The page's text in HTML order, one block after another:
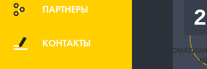
ПАРТНЕРЫ
КОНТАКТЫ